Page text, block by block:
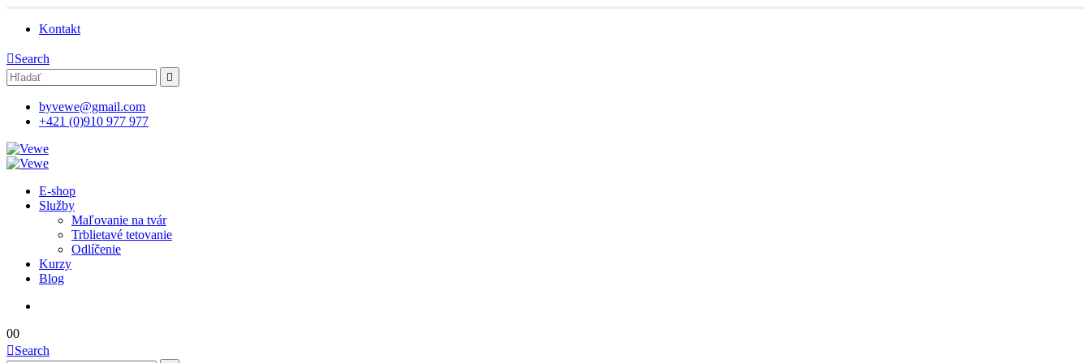
Kontakt
Search
byvewe@gmail.com
+421 (0)910 977 977
E-shop
Služby
Maľovanie na tvár
Trblietavé tetovanie
Odlíčenie
Kurzy
Blog
00
Search